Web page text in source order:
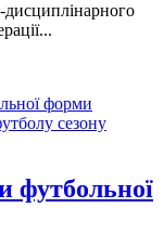
дисциплінарного
футбольної